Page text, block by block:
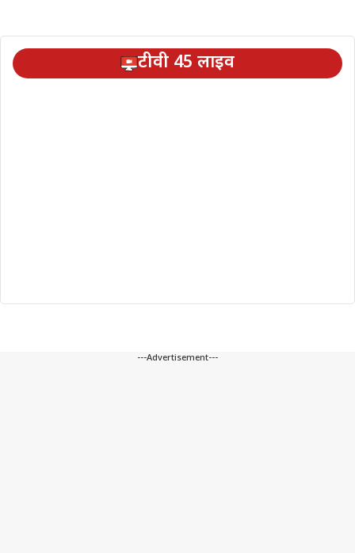
टीवी 45 लाइव
---Advertisement---